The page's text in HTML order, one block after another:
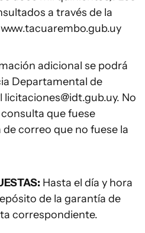
a través de la
adicional se podrá
Departamental de
licitaciones@idt.gub.uy. No
que fuese
correo que no fuese la
Hasta el día y hora
de la garantía de
correspondiente.